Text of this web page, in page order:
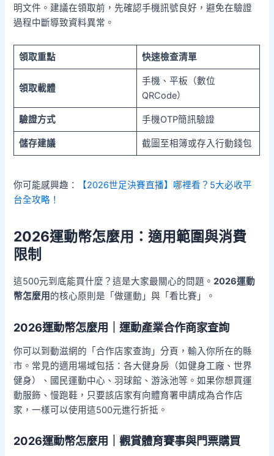
明文件。建議在領取前，先確認手機訊號良好，避免在驗證
過程中斷導致資料異常。
領取重點 快速檢查清單
領取載體
手機、平板（數位
QRCode）
驗證方式 手機OTP簡訊驗證
儲存建議 截圖至相簿或存入行動錢包
你可能感興趣：
【2026世足決賽直播】哪裡看？5大必收平
台全攻略！
2026運動幣怎麼用：適用範圍與消費
限制
這500元到底能買什麼？這是大家最關心的問題。2026運動
幣怎麼用 的核心原則是「做運動」與「看比賽」。
2026運動幣怎麼用｜運動產業合作商家查詢
你可以到動滋網的「合作店家查詢」分頁，輸入你所在的縣
市。常見的適用場域包括：各大健身房（如健身工廠、世界
健身）、國民運動中心、羽球館、游泳池等。如果你想買運
動服飾、慢跑鞋，只要該店家有向體育署申請成為合作店
家，一樣可以使用這500元進行折抵。
2026運動幣怎麼用｜觀賞體育賽事與門票購買